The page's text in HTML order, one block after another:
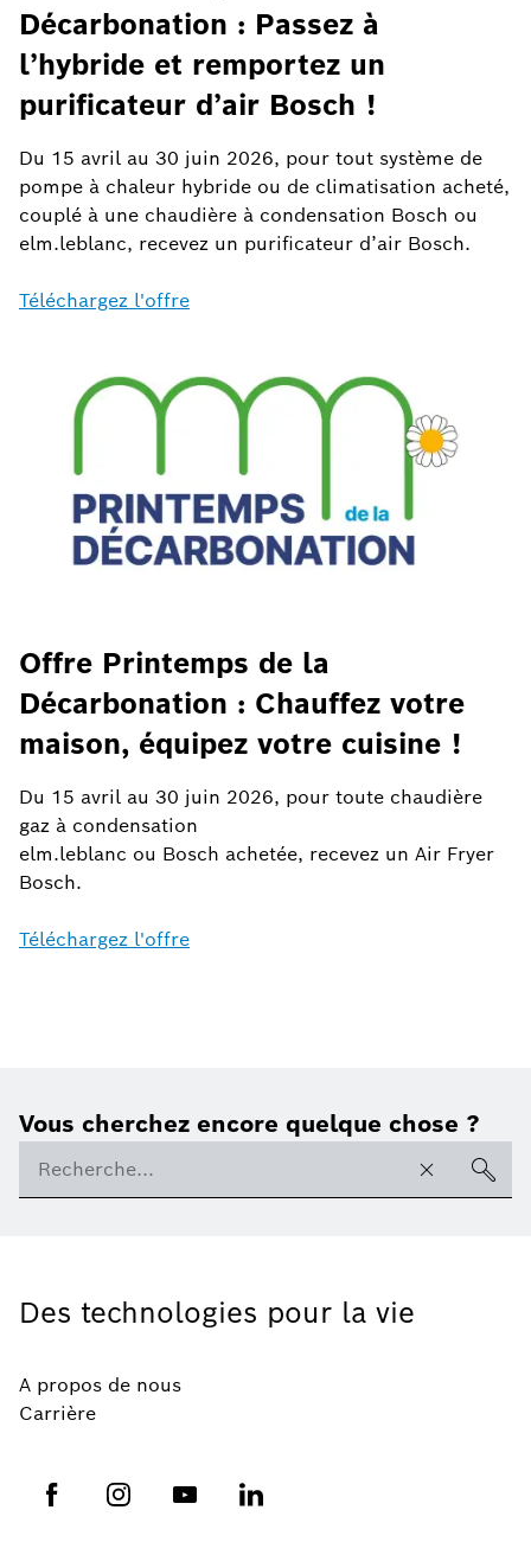
Décarbonation : Passez à
l’hybride et remportez un
purificateur d’air Bosch !
Du 15 avril au 30 juin 2026, pour tout système de
pompe à chaleur hybride ou de climatisation acheté,
couplé à une chaudière à condensation Bosch ou
elm.leblanc, recevez un purificateur d’air Bosch.
Téléchargez l'offre
Offre Printemps de la
Décarbonation : Chauffez votre
maison, équipez votre cuisine !
Du 15 avril au 30 juin 2026, pour toute chaudière
gaz à condensation
elm.leblanc ou Bosch achetée, recevez un Air Fryer
Bosch.
Téléchargez l'offre
Vous cherchez encore quelque chose ?
Des technologies pour la vie
A propos de nous
Carrière